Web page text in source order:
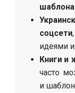
соцсети
идеями
Книги и
часто
и